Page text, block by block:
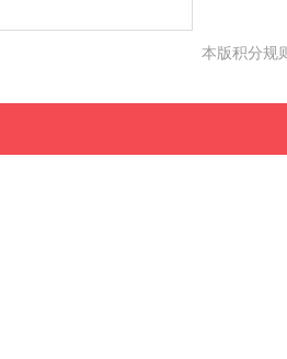
本版积分规